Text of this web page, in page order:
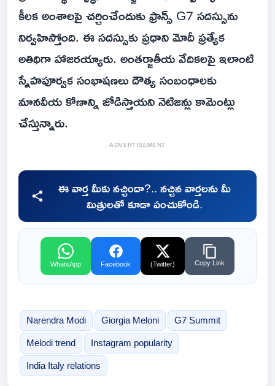
కీలక అంశాలపై చర్చించేందుకు ఫ్రాన్స్ G7 సదస్సును
నిర్వహిస్తోంది. ఈ సదస్సుకు ప్రధాని మోదీ ప్రత్యేక
అతిథిగా హాజరయ్యారు. అంతర్జాతీయ వేదికలపై ఇలాంటి
స్నేహపూర్వక సంభాషణలు దౌత్య సంబంధాలకు
మానవీయ కోణాన్ని జోడిస్తాయని నెటిజన్లు కామెంట్లు
చేస్తున్నారు.
ADVERTISEMENT
ఈ వార్త మీకు నచ్చిందా?.. నచ్చిన వార్తలను మీ
మిత్రులతో కూడా పంచుకోండి.
WhatsApp Facebook (Twitter) Copy Link
Narendra Modi Giorgia Meloni G7 Summit
Melodi trend Instagram popularity
India Italy relations